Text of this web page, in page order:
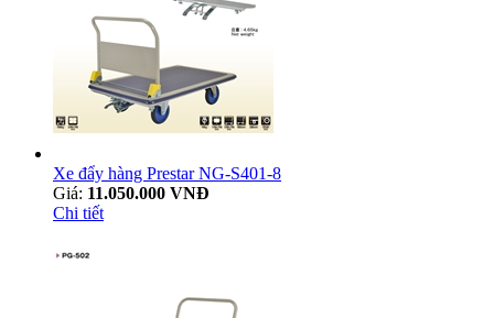
Xe đẩy hàng Prestar NG-S401-8
Giá: 11.050.000 VNĐ
Chi tiết